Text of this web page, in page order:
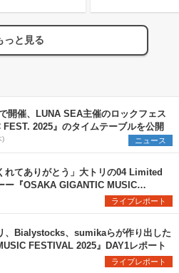
っと見る
開催、LUNA SEA主催のロックフェス
FEST. 2025』のタイムテーブルを公開
) ニュース
れてありがとう」大トリの04 Limited
ー『OSAKA GIGANTIC MUSIC
ライブレポート
、Bialystocks、sumikaらが作り出した
FESTIVAL 2025』DAY1レポート
ライブレポート